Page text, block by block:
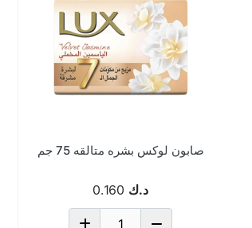
صابون لوكس بشره متالقه 75 جم
د.ك 0.160